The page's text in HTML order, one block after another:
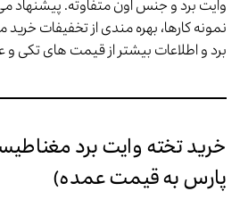
وایت برد و جنس اون متفاوته. پیشنهاد
نمونه کارها، بهره مندی از تخفیفات خرید
برد و اطلاعات بیشتر از قیمت های تکی و
خرید تخته وایت برد
پارس به قیمت عمده)